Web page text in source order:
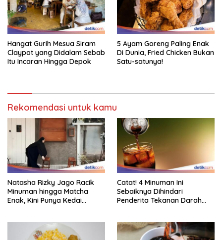
Hangat Gurih Mesua Siram
Claypot yang Didalam Sebab
Itu Incaran Hingga Depok
5 Ayam Goreng Paling Enak
Di Dunia, Fried Chicken Bukan
Satu-satunya!
Rekomendasi untuk kamu
Natasha Rizky Jago Racik
Minuman hingga Matcha
Enak, Kini Punya Kedai
Catat! 4 Minuman Ini
Sebaiknya Dihindari
Penderita Tekanan Darah